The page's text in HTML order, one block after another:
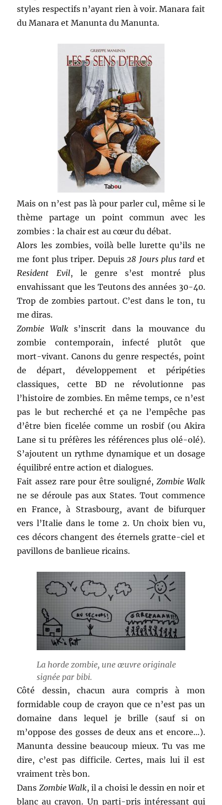
styles respectifs n’ayant rien à voir. Manara fait
du Manara et Manunta du Manunta.
Mais on n’est pas là pour parler cul, même si le
thème partage un point commun avec les
zombies : la chair est au cœur du débat.
Alors les zombies, voilà belle lurette qu’ils ne
me font plus triper. Depuis28 Jours plus tard et
Resident Evil, le genre s’est montré plus
envahissant que les Teutons des années 30-40.
Trop de zombies partout. C’est dans le ton, tu
me diras.
Zombie Walks’inscrit dans la mouvance du
zombie contemporain, infecté plutôt que
mort-vivant. Canons du genre respectés, point
de départ, développement et péripéties
classiques, cette BD ne révolutionne pas
l’histoire de zombies. En même temps, ce n’est
pas le but recherché et ça ne l’empêche pas
d’être bien ficelée comme un rosbif (ou Akira
Lane si tu préfères les références plus olé-olé).
S’ajoutent un rythme dynamique et un dosage
équilibré entre action et dialogues.
Fait assez rare pour être souligné, Zombie Walk
ne se déroule pas aux States. Tout commence
en France, à Strasbourg, avant de bifurquer
vers l’Italie dans le tome 2. Un choix bien vu,
ces décors changent des éternels gratte-ciel et
pavillons de banlieue ricains.
La horde zombie, une œuvre originale
signée par bibi.
Côté dessin, chacun aura compris à mon
formidable coup de crayon que ce n’est pas un
domaine dans lequel je brille (sauf si on
m’oppose des gosses de deux ans et encore…).
Manunta dessine beaucoup mieux. Tu vas me
dire, c’est pas difficile. Certes, mais lui il est
vraiment très bon.
Dans Zombie Walk, il a choisi le dessin en noir et
blanc au crayon. Un parti-pris intéressant qui